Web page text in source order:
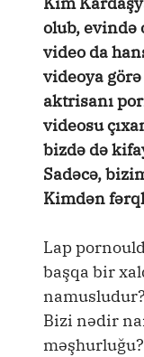
olub, evində
video da
videoya
aktrisanı
videosu
bizdə də
Sadəcə,
Kimdən
Lap
başqa bir
Bizi nədir